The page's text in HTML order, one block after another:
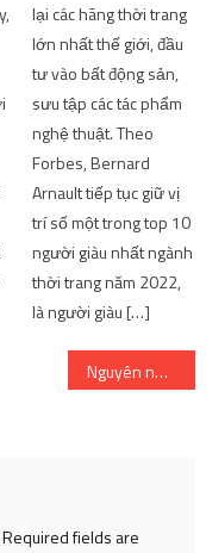
lại các hãng thời trang
lớn nhất thế giới, đầu
tư vào bất động sản,
sưu tập các tác phẩm
nghệ thuật. Theo
Forbes, Bernard
Arnault tiếp tục giữ vị
trí số một trong top 10
người giàu nhất ngành
thời trang năm 2022,
là người giàu […]
Nguyên nhân của lượng đường trong máu cao ở những người không mắc bệnh tiểu đường
Required fields are